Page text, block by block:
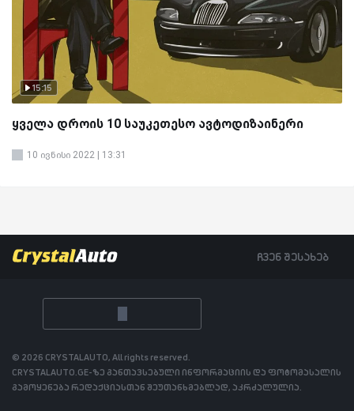
15:15
ყველა დროის 10 საუკეთესო ავტოდიზაინერი
10 ივნისი 2022 | 13:31
ჩვენ შესახებ
© 2026 CRYSTALAUTO, All rights reserved.
CRYSTALAUTO.GE-ზე განთავსებული ინფორმაციის და ფოტომასალის
გამოყენება რედაქციასთან შეუთანხმებლად, აკრძალულია.